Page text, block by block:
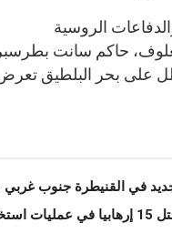
الروسية
حاكم سانت
على بحر البلطيق
في القنيطرة جنوب غربي
باكستان تعلن مقتل 15 إرهابيا في